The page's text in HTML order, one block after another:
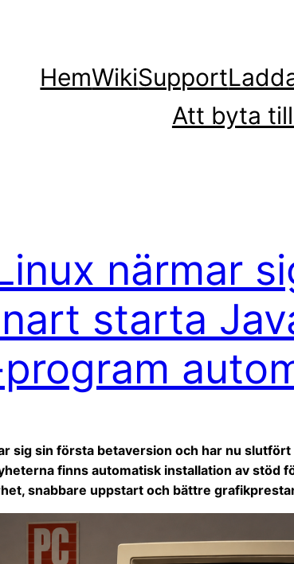
HemWikiSupport
Att byta
närmar
starta
sig sin första betaversion och har nu
finns automatisk installation av stöd
snabbare uppstart och bättre